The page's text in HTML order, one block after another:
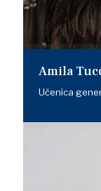
Amila
Učenica